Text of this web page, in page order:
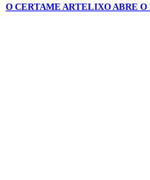
O CERTAME ARTELIXO ABRE